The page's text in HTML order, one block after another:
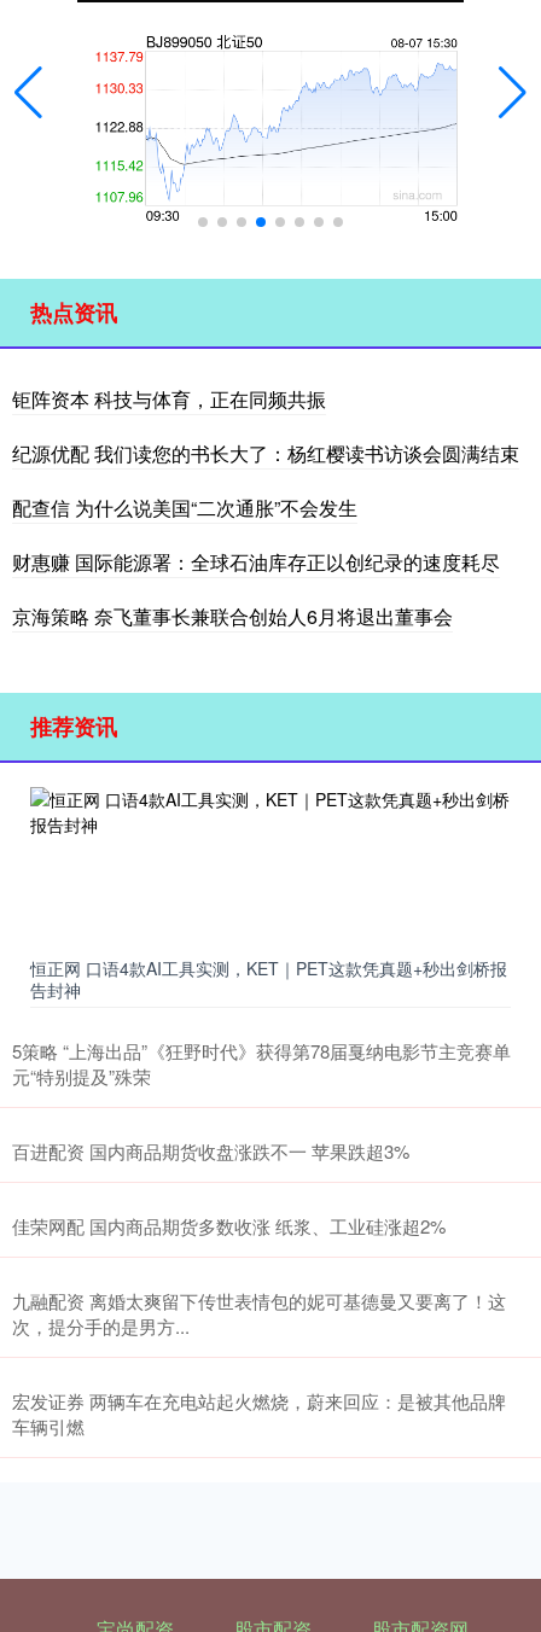
热点资讯
钜阵资本 科技与体育，正在同频共振
纪源优配 我们读您的书长大了：杨红樱读书访谈会圆满结束
配查信 为什么说美国“二次通胀”不会发生
财惠赚 国际能源署：全球石油库存正以创纪录的速度耗尽
京海策略 奈飞董事长兼联合创始人6月将退出董事会
推荐资讯
恒正网 口语4款AI工具实测，KET｜PET这款凭真题+秒出剑桥报
告封神
5策略 “上海出品”《狂野时代》获得第78届戛纳电影节主竞赛单
元“特别提及”殊荣
百进配资 国内商品期货收盘涨跌不一 苹果跌超3%
佳荣网配 国内商品期货多数收涨 纸浆、工业硅涨超2%
九融配资 离婚太爽留下传世表情包的妮可基德曼又要离了！这
次，提分手的是男方...
宏发证券 两辆车在充电站起火燃烧，蔚来回应：是被其他品牌
车辆引燃